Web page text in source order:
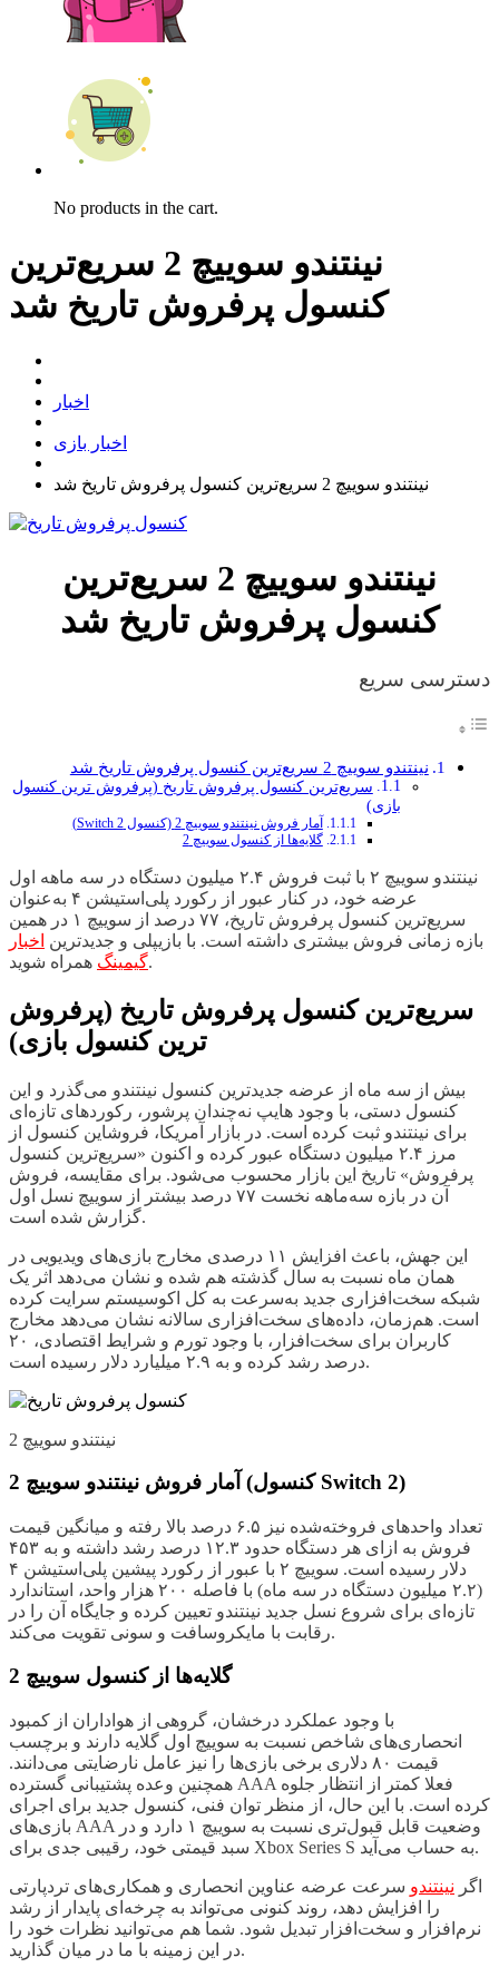
No products in the cart.
نینتندو سوییچ 2 سریع‌ترین
کنسول پرفروش تاریخ شد
اخبار
اخبار بازی
نینتندو سوییچ 2 سریع‌ترین کنسول پرفروش تاریخ شد
نینتندو سوییچ 2 سریع‌ترین
کنسول پرفروش تاریخ شد
دسترسی سریع
نینتندو سوییچ 2 سریع‌ترین کنسول پرفروش تاریخ شد
سریع‌ترین کنسول پرفروش تاریخ (پرفروش ترین کنسول
بازی)
آمار فروش نینتندو سوییچ 2 (کنسول Switch 2)
گلایه‌ها از کنسول سوییچ 2
نینتندو سوییچ ۲ با ثبت فروش ۲.۴ میلیون دستگاه در سه ماهه اول
عرضه خود، در کنار عبور از رکورد پلی‌استیشن ۴ به‌عنوان
سریع‌ترین کنسول پرفروش تاریخ، ۷۷ درصد از سوییچ ۱ در همین
بازه زمانی فروش بیشتری داشته است. با بازیپلی و جدیدترین اخبار
گیمینگهمراه شوید.
سریع‌ترین کنسول پرفروش تاریخ (پرفروش
ترین کنسول بازی)
بیش از سه ماه از عرضه جدیدترین کنسول نینتندو می‌گذرد و این
کنسول دستی، با وجود هایپ نه‌چندان پرشور، رکوردهای تازه‌ای
برای نینتندو ثبت کرده است. در بازار آمریکا، فروشاین کنسول از
مرز ۲.۴ میلیون دستگاه عبور کرده و اکنون «سریع‌ترین کنسول
پرفروش» تاریخ این بازار محسوب می‌شود. برای مقایسه، فروش
آن در بازه سه‌ماهه نخست ۷۷ درصد بیشتر از سوییچ نسل اول
گزارش شده است.
این جهش، باعث افزایش ۱۱ درصدی مخارج بازی‌های ویدیویی در
همان ماه نسبت به سال گذشته هم شده و نشان می‌دهد اثر یک
شبکه سخت‌افزاری جدید به‌سرعت به کل اکوسیستم سرایت کرده
است. هم‌زمان، داده‌های سخت‌افزاری سالانه نشان می‌دهد مخارج
کاربران برای سخت‌افزار، با وجود تورم و شرایط اقتصادی، ۲۰
درصد رشد کرده و به ۲.۹ میلیارد دلار رسیده است.
نینتندو سوییچ 2
آمار فروش نینتندو سوییچ 2 (کنسول Switch 2)
تعداد واحدهای فروخته‌شده نیز ۶.۵ درصد بالا رفته و میانگین قیمت
فروش به ازای هر دستگاه حدود ۱۲.۳ درصد رشد داشته و به ۴۵۳
دلار رسیده است. سوییچ ۲ با عبور از رکورد پیشین پلی‌استیشن ۴
(۲.۲ میلیون دستگاه در سه ماه) با فاصله ۲۰۰ هزار واحد، استاندارد
تازه‌ای برای شروع نسل جدید نینتندو تعیین کرده و جایگاه آن را در
رقابت با مایکروسافت و سونی تقویت می‌کند.
گلایه‌ها از کنسول سوییچ 2
با وجود عملکرد درخشان، گروهی از هواداران از کمبود
انحصاری‌های شاخص نسبت به سوییچ اول گلایه دارند و برچسب
قیمت ۸۰ دلاری برخی بازی‌ها را نیز عامل نارضایتی می‌دانند.
همچنین وعده پشتیبانی گسترده AAA فعلا کمتر از انتظار جلوه
کرده است. با این حال، از منظر توان فنی، کنسول جدید برای اجرای
بازی‌های AAA وضعیت قابل قبول‌تری نسبت به سوییچ ۱ دارد و در
سبد قیمتی خود، رقیبی جدی برای Xbox Series S به حساب می‌آید.
اگر نینتندو سرعت عرضه عناوین انحصاری و همکاری‌های تردپارتی
را افزایش دهد، روند کنونی می‌تواند به چرخه‌ای پایدار از رشد
نرم‌افزار و سخت‌افزار تبدیل شود. شما هم می‌توانید نظرات خود را
در این زمینه با ما در میان گذارید.